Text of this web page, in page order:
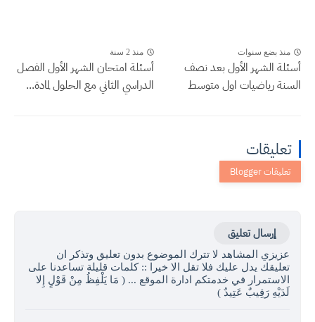
منذ بضع سنوات
أسئلة الشهر الأول بعد نصف
السنة رياضيات اول متوسط
منذ 2 سنة
أسئلة امتحان الشهر الأول الفصل
الدراسي الثاني مع الحلول لمادة...
تعليقات
إرسال تعليق
عزيزي المشاهد لا تترك الموضوع بدون تعليق وتذكر ان
تعليقك يدل عليك فلا تقل الا خيرا :: كلمات قليلة تساعدنا على
الاستمرار في خدمتكم ادارة الموقع ... ( مَا يَلْفِظُ مِنْ قَوْلٍ إِلا
لَدَيْهِ رَقِيبٌ عَتِيدٌ )